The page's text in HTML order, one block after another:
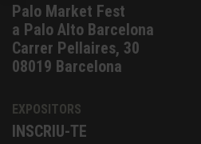
Palo Market Fest
a Palo Alto Barcelona
Carrer Pellaires, 30
08019 Barcelona
EXPOSITORS
INSCRIU-TE